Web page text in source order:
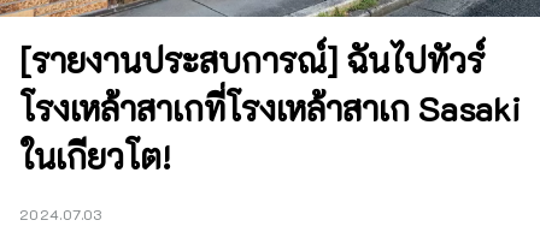
[รายงานประสบการณ์] ฉันไปทัวร์
โรงเหล้าสาเกที่โรงเหล้าสาเก Sasaki
ในเกียวโต!
2024.07.03